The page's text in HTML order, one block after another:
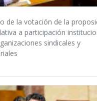
de la votación de la
a participación
sindicales y